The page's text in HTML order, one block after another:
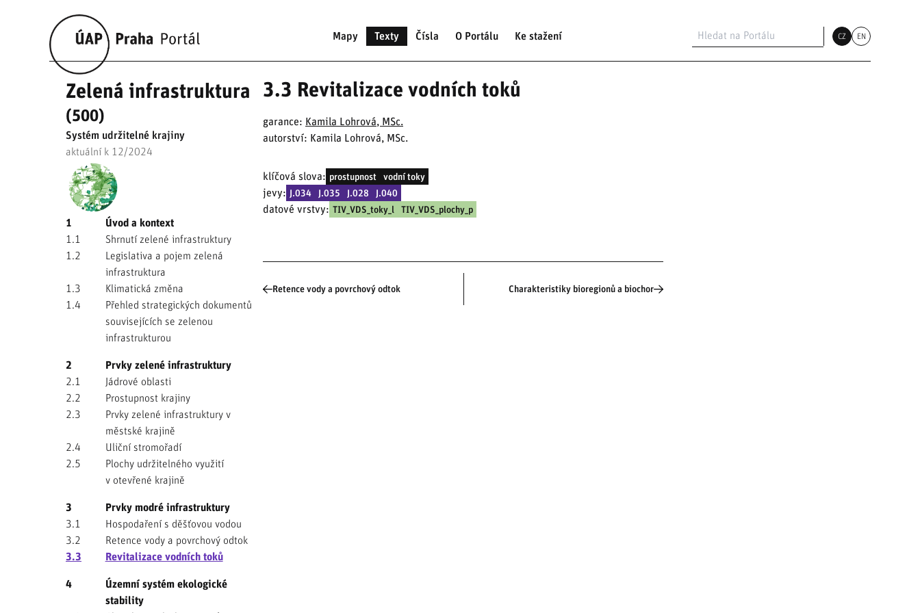
Mapy Texty Čísla O Portálu Ke stažení CZ EN
Zelená infrastruktura
(500)
Systém udržitelné krajiny
aktuální k 12/2024
1
Úvod a kontext
1.1
Shrnutí zelené infrastruktury
1.2
Legislativa a pojem zelená
infrastruktura
1.3
Klimatická změna
1.4
Přehled strategických dokumentů
souvisejících se zelenou
infrastrukturou
2
Prvky zelené infrastruktury
2.1
Jádrové oblasti
2.2
Prostupnost krajiny
2.3
Prvky zelené infrastruktury v
městské krajině
2.4
Uliční stromořadí
2.5
Plochy udržitelného využití
v otevřené krajině
3
Prvky modré infrastruktury
3.1
Hospodaření s děšťovou vodou
3.2
Retence vody a povrchový odtok
3.3
Revitalizace vodních toků
4
Územní systém ekologické
stability
3.3 Revitalizace vodních toků
garance: Kamila Lohrová, MSc.
autorství: Kamila Lohrová, MSc.
klíčová slova: prostupnost vodní toky
jevy: J.034 J.035 J.028 J.040
datové vrstvy: TIV_VDS_toky_l TIV_VDS_plochy_p
Retence vody a povrchový odtok Charakteristiky bioregionů a biochor